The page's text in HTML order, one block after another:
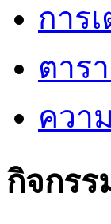
การ
ตาร
ควา
กิจกรร